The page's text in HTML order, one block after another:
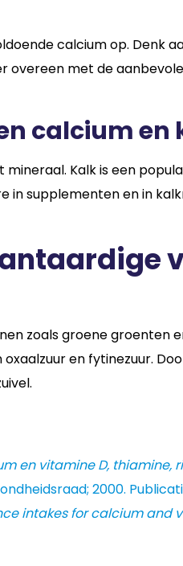
calcium op. Denk
overeen met de
calcium en
Kalk is een
in supplementen en in
zoals groene groenten
en fytinezuur.
en vitamine D, thiamine,
2000.
intakes for calcium and